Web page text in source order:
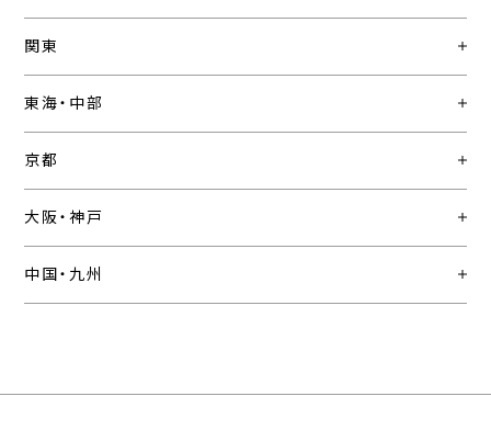
関東
東海・中部
京都
大阪・神戸
中国・九州